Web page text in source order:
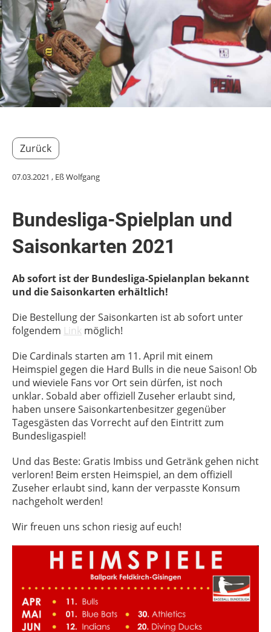
Zurück
07.03.2021 , Eß Wolfgang
Bundesliga-Spielplan und
Saisonkarten 2021
Ab sofort ist der Bundesliga-Spielanplan bekannt
und die Saisonkarten erhältlich!
Die Bestellung der Saisonkarten ist ab sofort unter
folgendem Link möglich!
Die Cardinals starten am 11. April mit einem
Heimspiel gegen die Hard Bulls in die neue Saison! Ob
und wieviele Fans vor Ort sein dürfen, ist noch
unklar. Sobald aber offiziell Zuseher erlaubt sind,
haben unsere Saisonkartenbesitzer gegenüber
Tagesgästen das Vorrecht auf den Eintritt zum
Bundesligaspiel!
Und das Beste: Gratis Imbiss und Getränk gehen nicht
verloren! Beim ersten Heimspiel, an dem offiziell
Zuseher erlaubt sind, kann der verpasste Konsum
nachgeholt werden!
Wir freuen uns schon riesig auf euch!